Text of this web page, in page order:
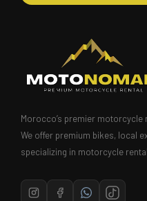
Morocco’s premier motorcycle
We offer premium bikes, local
specializing in motorcycle